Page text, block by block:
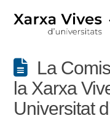
La
la Xarxa
Universitat